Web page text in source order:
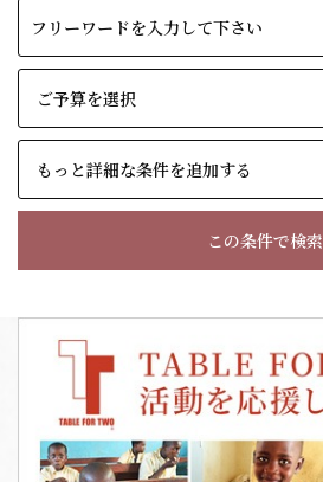
もっと詳細な条件を追加する
この条件で検索